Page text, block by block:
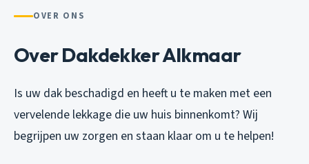
OVER ONS
Over Dakdekker Alkmaar
Is uw dak beschadigd en heeft u te maken met een
vervelende lekkage die uw huis binnenkomt? Wij
begrijpen uw zorgen en staan klaar om u te helpen!